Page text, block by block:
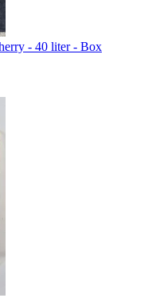
- 40 liter - Box